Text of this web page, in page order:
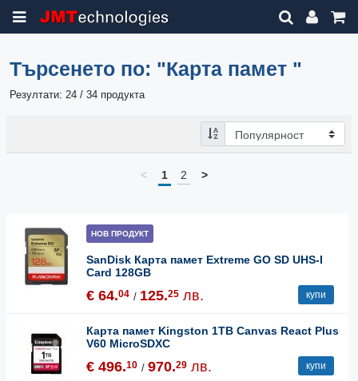
Търсенето по: "Карта памет "
Резултати: 24 / 34 продукта
< 1 2 >
НОВ ПРОДУКТ
SanDisk Карта памет Extreme GO SD UHS-I
Card 128GB
€ 64.04 / 125.25 лв. купи
Карта памет Kingston 1TB Canvas React Plus
V60 MicroSDXC
€ 496.10 / 970.29 лв. купи